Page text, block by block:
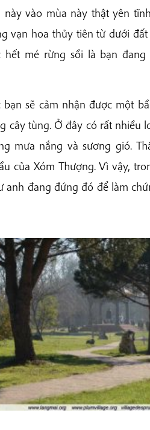
vào mùa này thật yên
vạn hoa thủy tiên từ dưới
mé rừng sồi là bạn đang
sẽ cảm nhận được một
cây tùng. Ở đây có rất nhiều
mưa nắng và sương gió.
của Xóm Thượng. Vì vậy,
anh đang đứng đó để làm